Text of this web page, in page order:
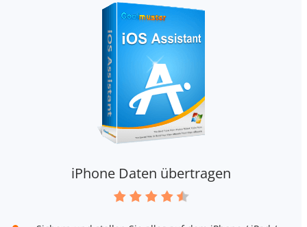
iPhone Daten übertragen